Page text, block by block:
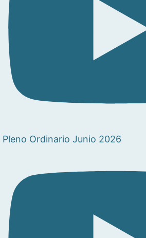
Pleno Ordinario Junio 2026